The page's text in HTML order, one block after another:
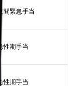
夜間緊急手当
急性期手当
急性期手当